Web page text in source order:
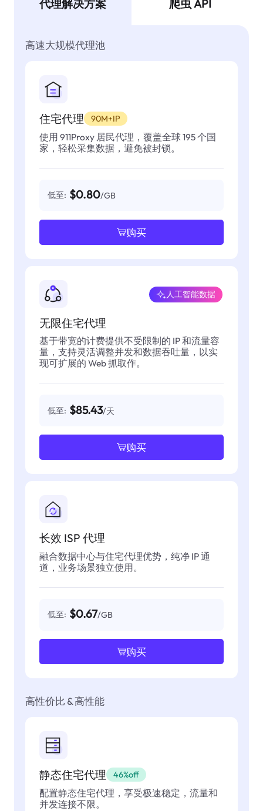
代理解决方案 爬虫 API
高速大规模代理池
住宅代理 90M+IP
使用 911Proxy 居民代理，覆盖全球 195 个国
家，轻松采集数据，避免被封锁。
低至: $0.80/GB
购买
无限住宅代理
人工智能数据
基于带宽的计费提供不受限制的 IP 和流量容
量，支持灵活调整并发和数据吞吐量，以实
现可扩展的 Web 抓取作。
低至: $85.43/天
购买
长效 ISP 代理
融合数据中心与住宅代理优势，纯净 IP 通
道，业务场景独立使用。
低至: $0.67/GB
购买
高性价比 & 高性能
静态住宅代理 46%off
配置静态住宅代理，享受极速稳定，流量和
并发连接不限。